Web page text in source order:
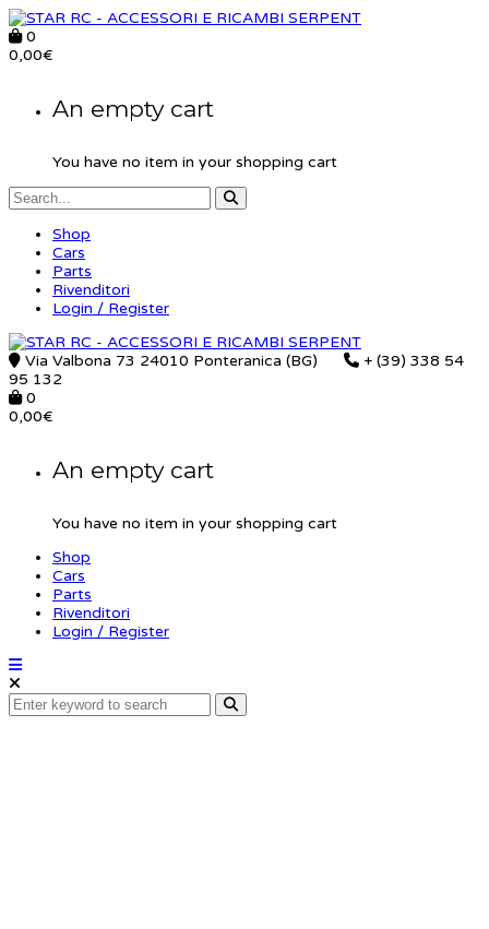
0
0,00€
An empty cart
You have no item in your shopping cart
Shop
Cars
Parts
Rivenditori
Login / Register
Via Valbona 73 24010 Ponteranica (BG)
+ (39) 338 54
95 132
0
0,00€
An empty cart
You have no item in your shopping cart
Shop
Cars
Parts
Rivenditori
Login / Register